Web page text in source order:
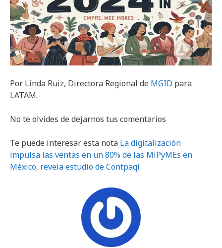
Por Linda Ruiz, Directora Regional de MGID para
LATAM.
No te olvides de dejarnos tus comentarios
Te puede interesar esta nota La digitalización
impulsa las ventas en un 80% de las MiPyMEs en
México, revela estudio de Contpaqi